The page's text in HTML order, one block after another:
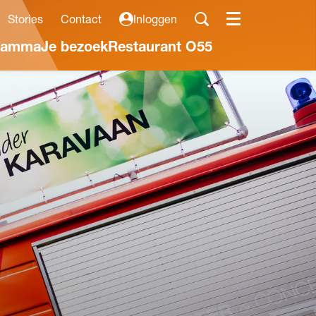
Stories Contact Inloggen
Je bezoekRestaurant O55
Menu